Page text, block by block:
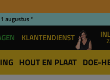
augustus *
KLANTENDIENST
HOUT EN PLAAT DOE-